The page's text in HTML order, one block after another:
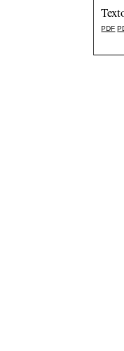
PDF